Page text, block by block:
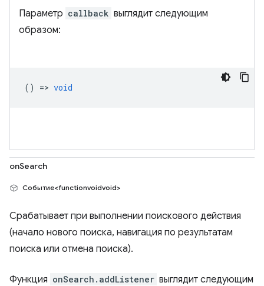
Параметр callback выглядит следующим
образом:
() => void
onSearch
Событие<functionvoidvoid>
Срабатывает при выполнении поискового действия
(начало нового поиска, навигация по результатам
поиска или отмена поиска).
Функция onSearch.addListener выглядит следующим